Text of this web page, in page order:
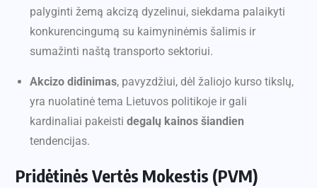
palyginti žemą akcizą dyzelinui, siekdama palaikyti
konkurencingumą su kaimyninėmis šalimis ir
sumažinti naštą transporto sektoriui.
Akcizo didinimas, pavyzdžiui, dėl žaliojo kurso tikslų,
yra nuolatinė tema Lietuvos politikoje ir gali
kardinaliai pakeisti degalų kainos šiandien
tendencijas.
Pridėtinės Vertės Mokestis (PVM)